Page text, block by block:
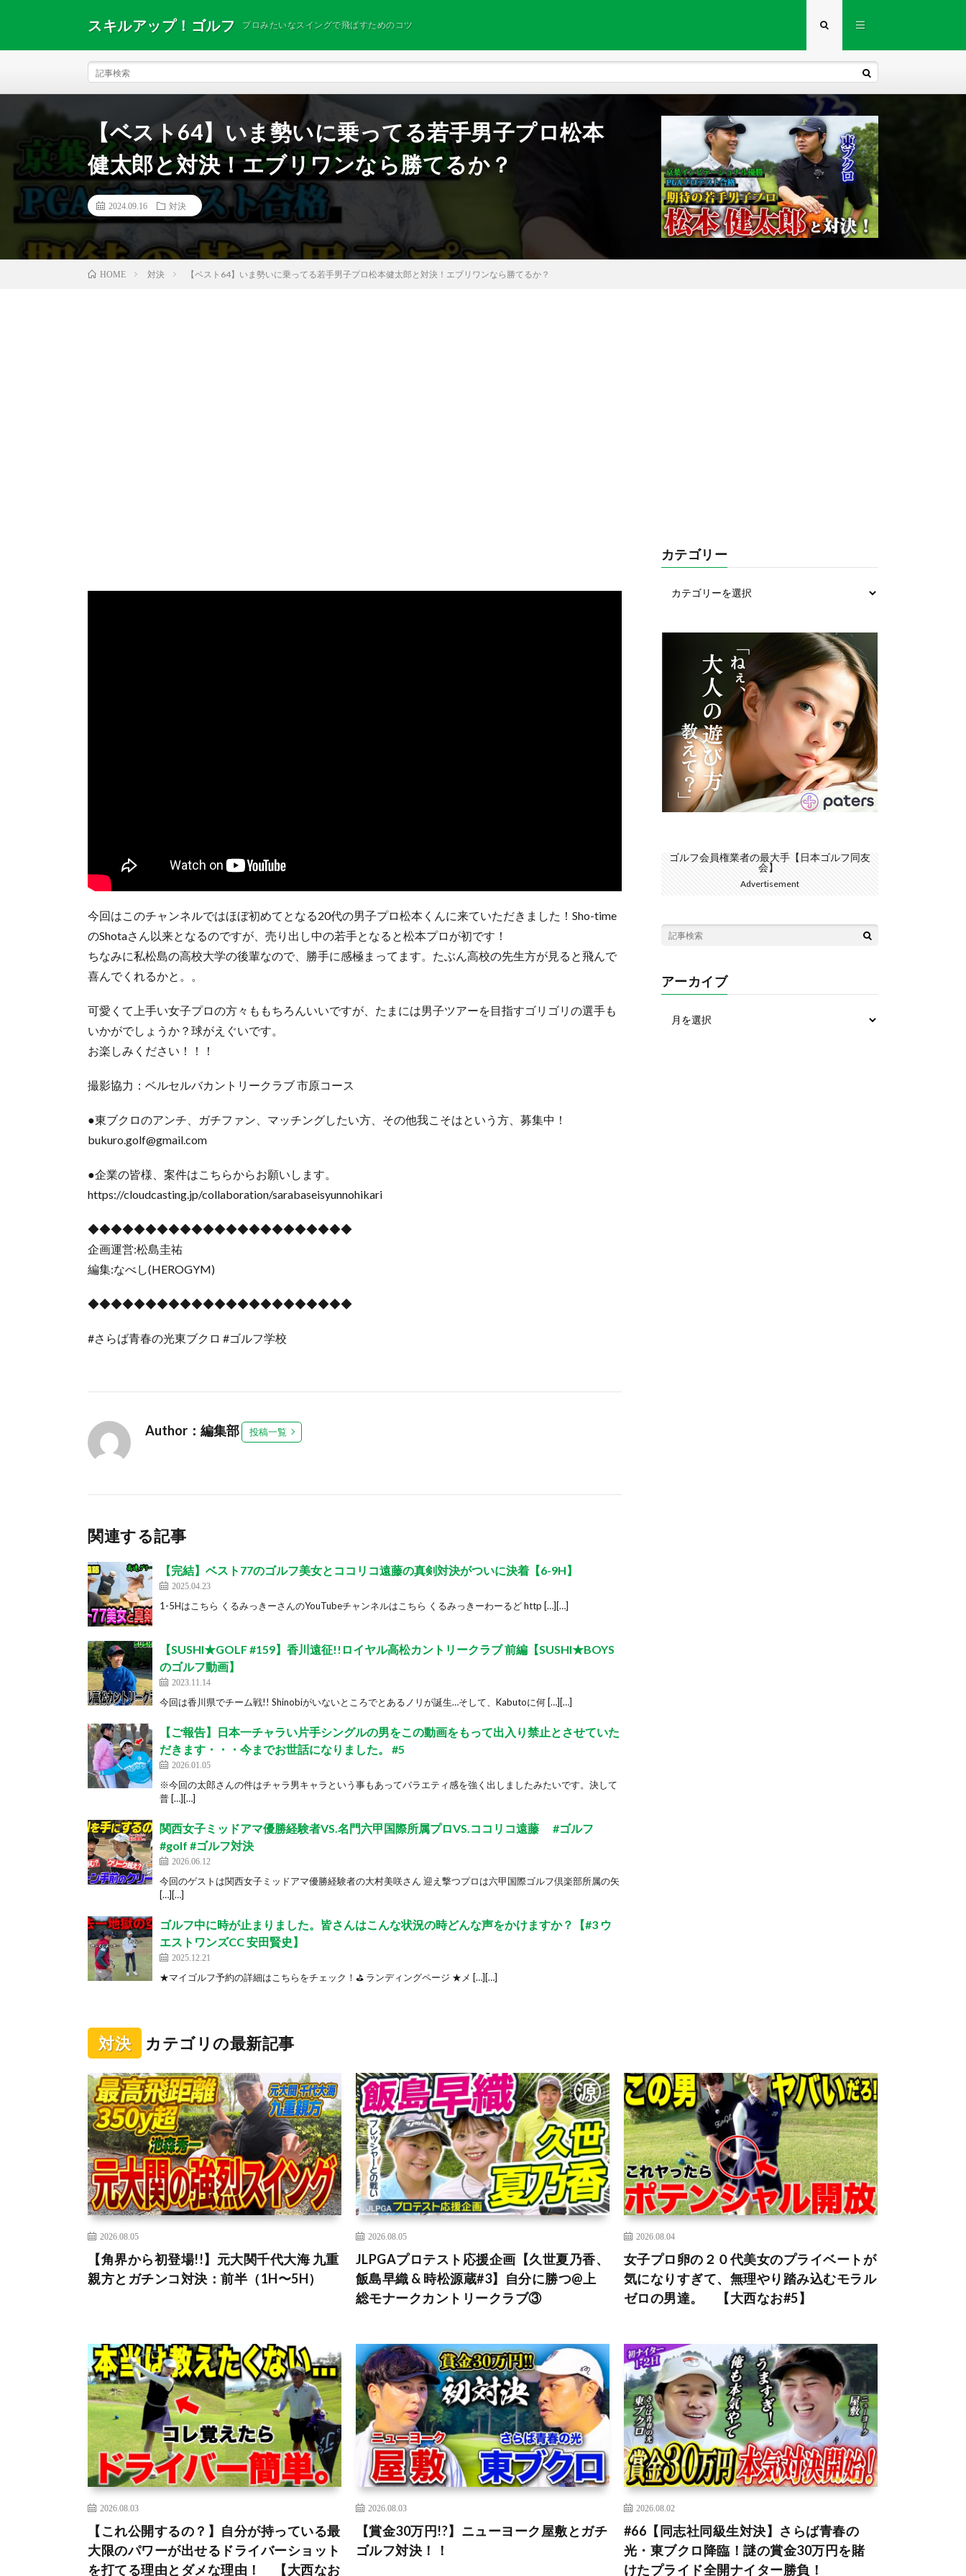
スキルアップ！ゴルフ プロみたいなスイングで飛ばすためのコツ
【ベスト64】いま勢いに乗ってる若手男子プロ松本
健太郎と対決！エブリワンなら勝てるか？
2024.09.16 対決
HOME 対決 【ベスト64】いま勢いに乗ってる若手男子プロ松本健太郎と対決！エブリワンなら勝てるか？
今回はこのチャンネルではほぼ初めてとなる20代の男子プロ松本くんに来ていただきました！Sho-time
のShotaさん以来となるのですが、売り出し中の若手となると松本プロが初です！
ちなみに私松島の高校大学の後輩なので、勝手に感極まってます。たぶん高校の先生方が見ると飛んで
喜んでくれるかと。。
可愛くて上手い女子プロの方々ももちろんいいですが、たまには男子ツアーを目指すゴリゴリの選手も
いかがでしょうか？球がえぐいです。
お楽しみください！！！
撮影協力：ベルセルバカントリークラブ 市原コース
●東ブクロのアンチ、ガチファン、マッチングしたい方、その他我こそはという方、募集中！
bukuro.golf@gmail.com
●企業の皆様、案件はこちらからお願いします。
https://cloudcasting.jp/collaboration/sarabaseisyunnohikari
◆◆◆◆◆◆◆◆◆◆◆◆◆◆◆◆◆◆◆◆◆◆◆
企画運営:松島圭祐
編集:なべし(HEROGYM)
◆◆◆◆◆◆◆◆◆◆◆◆◆◆◆◆◆◆◆◆◆◆◆
#さらば青春の光東ブクロ #ゴルフ学校
Author：編集部 投稿一覧
関連する記事
【完結】ベスト77のゴルフ美女とココリコ遠藤の真剣対決がついに決着【6-9H】
2025.04.23
1-5Hはこちら くるみっきーさんのYouTubeチャンネルはこちら くるみっきーわーるど http […][…]
【SUSHI★GOLF #159】香川遠征!!ロイヤル高松カントリークラブ 前編【SUSHI★BOYS
のゴルフ動画】
2023.11.14
今回は香川県でチーム戦!! Shinobiがいないところでとあるノリが誕生…そして、Kabutoに何 […][…]
【ご報告】日本一チャラい片手シングルの男をこの動画をもって出入り禁止とさせていた
だきます・・・今までお世話になりました。 #5
2026.01.05
※今回の太郎さんの件はチャラ男キャラという事もあってバラエティ感を強く出しましたみたいです。決して
普 […][…]
関西女子ミッドアマ優勝経験者VS.名門六甲国際所属プロVS.ココリコ遠藤 #ゴルフ
#golf #ゴルフ対決
2026.06.12
今回のゲストは関西女子ミッドアマ優勝経験者の大村美咲さん 迎え撃つプロは六甲国際ゴルフ倶楽部所属の矢
[…][…]
ゴルフ中に時が止まりました。皆さんはこんな状況の時どんな声をかけますか？【#3 ウ
エストワンズCC 安田賢史】
2025.12.21
★マイゴルフ予約の詳細はこちらをチェック！⛳️ ランディングページ ★メ […][…]
カテゴリー
ゴルフ会員権業者の最大手【日本ゴルフ同友
会】
Advertisement
アーカイブ
対決 カテゴリの最新記事
2026.08.05
【角界から初登場!!】元大関千代大海 九重
親方とガチンコ対決：前半（1H〜5H）
2026.08.05
JLPGAプロテスト応援企画【久世夏乃香、
飯島早織 & 時松源蔵#3】自分に勝つ@上
総モナークカントリークラブ③
2026.08.04
女子プロ卵の２０代美女のプライベートが
気になりすぎて、無理やり踏み込むモラル
ゼロの男達。 【大西なお#5】
2026.08.03
【これ公開するの？】自分が持っている最
大限のパワーが出せるドライバーショット
を打てる理由とダメな理由！ 【大西なお
2026.08.03
【賞金30万円!?】ニューヨーク屋敷とガチ
ゴルフ対決！！
2026.08.02
#66【同志社同級生対決】さらば青春の
光・東ブクロ降臨！謎の賞金30万円を賭
けたプライド全開ナイター勝負！